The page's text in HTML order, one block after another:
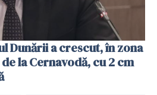
Dunării a crescut, în zona
la Cernavodă, cu 2 cm